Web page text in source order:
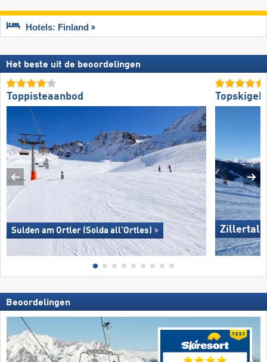
Hotels: Finland
Het beste uit de beoordelingen
Toppisteaanbod
Sulden am Ortler (Solda all'Ortles) Zillertal
Beoordelingen